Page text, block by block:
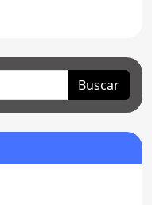
Buscar